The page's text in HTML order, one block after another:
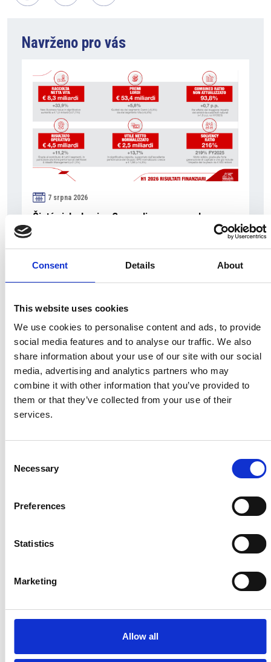
Consent Details About
This website uses cookies
We use cookies to personalise content and ads, to provide
social media features and to analyse our traffic. We also
share information about your use of our site with our social
media, advertising and analytics partners who may
combine it with other information that you’ve provided to
them or that they’ve collected from your use of their
services.
Selection
Necessary
Preferences
Statistics
Marketing
Allow all
Navrženo pro vás
7 srpna 2026
Čistý zisk skupiny Generali zaznamenal v
Zahraniční obchod Itálie – ČR v pololetí převýšil
Přehled Ekonomika
Česká republika